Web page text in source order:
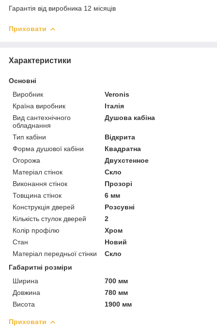
Гарантія від виробника 12 місяців
Приховати
Характеристики
Основні
Виробник
Veronis
Країна виробник
Італія
Вид сантехнічного
обладнання
Душова кабіна
Тип кабіни
Відкрита
Форма душової кабіни
Квадратна
Огорожа
Двухстенное
Матеріал стінок
Скло
Виконання стінок
Прозорі
Товщина стінок
6 мм
Конструкція дверей
Розсувні
Кількість стулок дверей
2
Колір профілю
Хром
Стан
Новий
Матеріал передньої стінки
Скло
Габаритні розміри
Ширина
700 мм
Довжина
780 мм
Висота
1900 мм
Приховати